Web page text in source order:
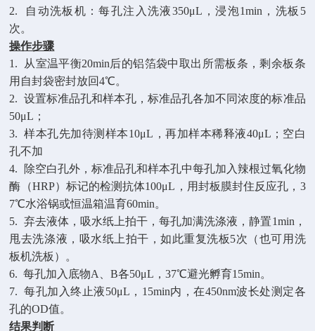
2.
自动洗板机：每孔注入洗液350μL，浸泡1min，洗板5
次。
操作步骤
1.
从室温平衡20min后的铝箔袋中取出所需板条，剩余板条
用自封袋密封放回4℃。
2. 设置标准品孔和样本孔，标准品孔各加不同浓度的标准品
50μL；
3.
样本孔先加待测样本10μL，再加样本稀释液40μL； 空白
孔不加
4.
除空白孔外， 标准品孔和样本孔中每孔加入辣根过氧化物
酶（HRP）标记的检测抗体100μL，用封板膜封住反应孔，3
7℃水浴锅或恒温箱温育60min。
5. 弃去液体，吸水纸上拍干，每孔加满洗涤液，静置1min，
甩去洗涤液，吸水纸上拍干，如此重复洗板5次（也可用洗
板机洗板）。
6. 每孔加入底物A、B各50μL，37℃避光孵育15min。
7.
每孔加入终止液50μL，15min内，在450nm波长处测定各
孔的OD值。
结果判断